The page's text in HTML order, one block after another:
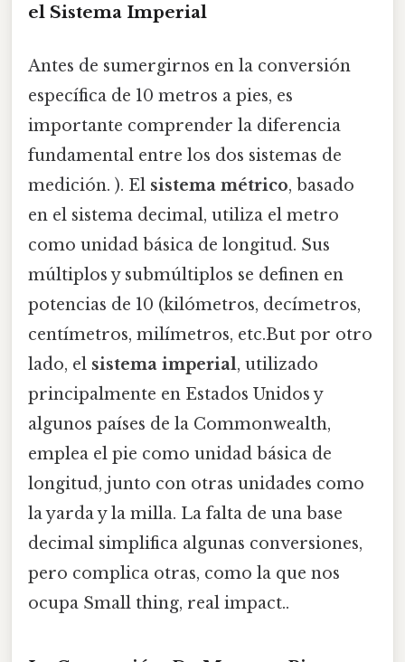
el Sistema Imperial
Antes de sumergirnos en la conversión
específica de 10 metros a pies, es
importante comprender la diferencia
fundamental entre los dos sistemas de
medición. ). El sistema métrico, basado
en el sistema decimal, utiliza el metro
como unidad básica de longitud. Sus
múltiplos y submúltiplos se definen en
potencias de 10 (kilómetros, decímetros,
centímetros, milímetros, etc.But por otro
lado, el sistema imperial, utilizado
principalmente en Estados Unidos y
algunos países de la Commonwealth,
emplea el pie como unidad básica de
longitud, junto con otras unidades como
la yarda y la milla. La falta de una base
decimal simplifica algunas conversiones,
pero complica otras, como la que nos
ocupa Small thing, real impact..